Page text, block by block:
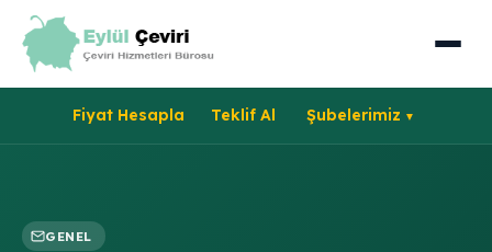
Fiyat Hesapla Teklif Al Şubelerimiz
GENEL